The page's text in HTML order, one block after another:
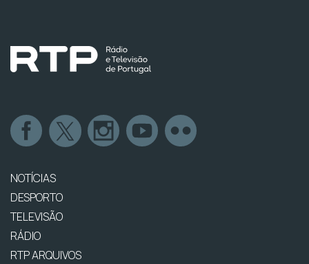
NOTÍCIAS
DESPORTO
TELEVISÃO
RÁDIO
RTP ARQUIVOS